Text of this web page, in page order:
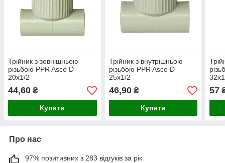
Трійник з зовнішньою
різьбою PPR Asco D
20х1/2
44,60 ₴
Купити
Трійник з внутрішньою
різьбою PPR Asco D
25х1/2
46,90₴
Купити
57
Про нас
97% позитивних з 283 відгуків за рік